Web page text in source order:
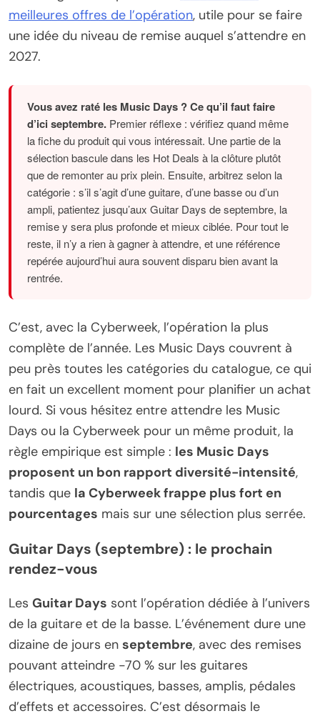
meilleures offres de l’opération, utile pour se faire
une idée du niveau de remise auquel s’attendre en
2027.
Vous avez raté les Music Days ? Ce qu’il faut faire
d’ici septembre. Premier réflexe : vérifiez quand même
la fiche du produit qui vous intéressait. Une partie de la
sélection bascule dans les Hot Deals à la clôture plutôt
que de remonter au prix plein. Ensuite, arbitrez selon la
catégorie : s’il s’agit d’une guitare, d’une basse ou d’un
ampli, patientez jusqu’aux Guitar Days de septembre, la
remise y sera plus profonde et mieux ciblée. Pour tout le
reste, il n’y a rien à gagner à attendre, et une référence
repérée aujourd’hui aura souvent disparu bien avant la
rentrée.
C’est, avec la Cyberweek, l’opération la plus
complète de l’année. Les Music Days couvrent à
peu près toutes les catégories du catalogue, ce qui
en fait un excellent moment pour planifier un achat
lourd. Si vous hésitez entre attendre les Music
Days ou la Cyberweek pour un même produit, la
règle empirique est simple : les Music Days
proposent un bon rapport diversité-intensité,
tandis que la Cyberweek frappe plus fort en
pourcentages mais sur une sélection plus serrée.
Guitar Days (septembre) : le prochain
rendez-vous
Les Guitar Days sont l’opération dédiée à l’univers
de la guitare et de la basse. L’événement dure une
dizaine de jours en septembre, avec des remises
pouvant atteindre -70 % sur les guitares
électriques, acoustiques, basses, amplis, pédales
d’effets et accessoires. C’est désormais le